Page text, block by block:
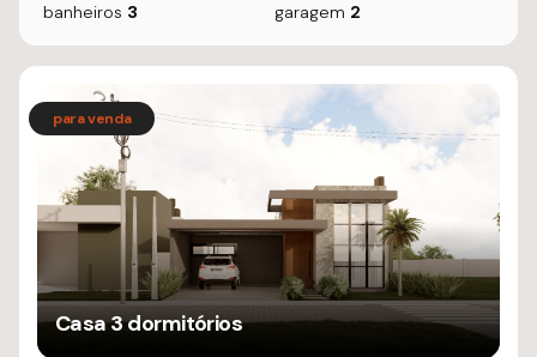
banheiros 3 garagem 2
Casa 3 dormitórios